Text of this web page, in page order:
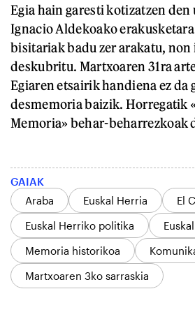
Egia hain garesti kotizatzen den
Ignacio Aldekoako
bisitariak badu zer arakatu,
deskubritu. Martxoaren 31ra
Egiaren etsairik handiena ez da
desmemoria baizik. Horregatik
Memoria» behar-beharrezkoak
GAIAK
Araba
Euskal Herria
El
Euskal Herriko politika
Memoria historikoa
Martxoaren 3ko sarraskia